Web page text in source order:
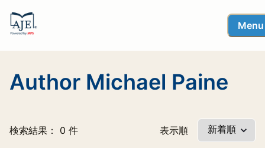
Menu
Author Michael Paine
検索結果： 0 件 表示順